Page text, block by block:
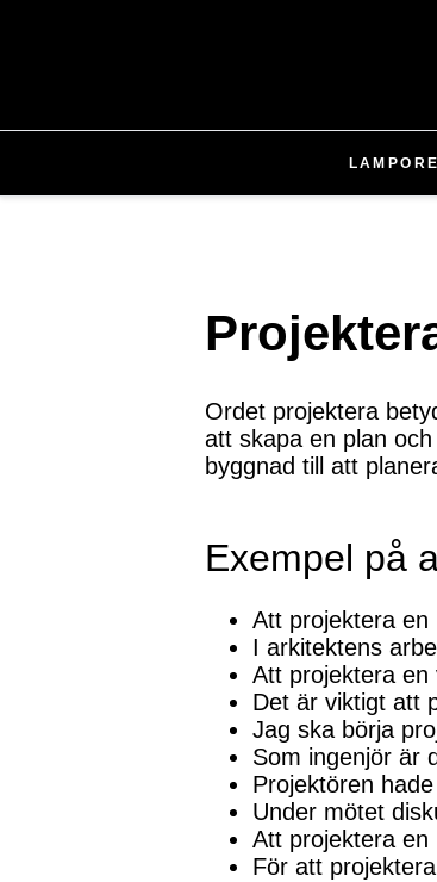
LAMPOR
Ordet projektera
att skapa en plan
byggnad till att
Exempel på
Att projektera en
I arkitektens
Att projektera en
Det är viktigt att
Jag ska börja
Som ingenjör är
Projektören
Under mötet
Att projektera en
För att